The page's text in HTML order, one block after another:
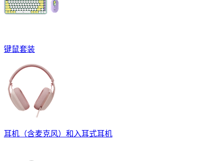
键鼠套装
耳机（含麦克风）和入耳式耳机